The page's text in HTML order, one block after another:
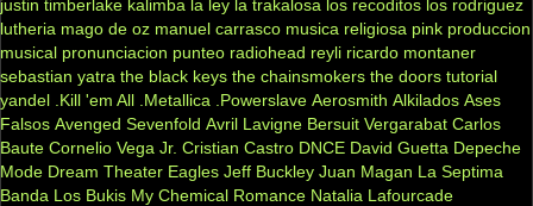
justin timberlake kalimba la ley la trakalosa los recoditos los rodriguez
lutheria mago de oz manuel carrasco musica religiosa pink produccion
musical pronunciacion punteo radiohead reyli ricardo montaner
sebastian yatra the black keys the chainsmokers the doors tutorial
yandel .Kill 'em All .Metallica .Powerslave Aerosmith Alkilados Ases
Falsos Avenged Sevenfold Avril Lavigne Bersuit Vergarabat Carlos
Baute Cornelio Vega Jr. Cristian Castro DNCE David Guetta Depeche
Mode Dream Theater Eagles Jeff Buckley Juan Magan La Septima
Banda Los Bukis My Chemical Romance Natalia Lafourcade